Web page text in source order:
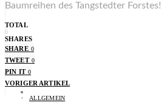
Baumreihen des Tangstedter Forstes!
TOTAL
0
SHARES
SHARE 0
TWEET 0
PIN IT 0
VORIGER ARTIKEL
ALLGEMEIN